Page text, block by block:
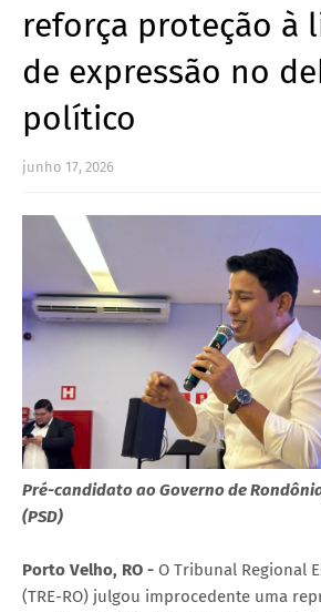
reforça proteção à
de expressão no
político
junho 17, 2026
Pré-candidato ao Governo de
(PSD)
Porto Velho, RO - O Tribunal Regional
(TRE-RO) julgou improcedente uma